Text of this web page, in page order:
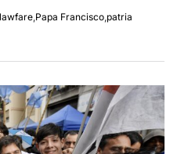
lawfare Papa Francisco patria